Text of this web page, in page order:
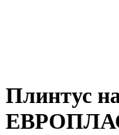
Плинтус